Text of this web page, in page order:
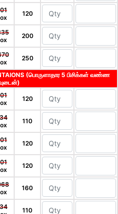
120
200
250
(பொருளாதார 5 பிசிக்கள் வண்ண
120
110
120
120
160
110